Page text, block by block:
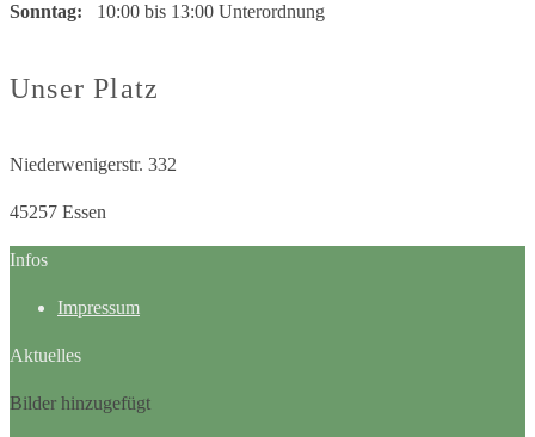
Sonntag: 10:00 bis 13:00 Unterordnung
Unser Platz
Niederwenigerstr. 332
45257 Essen
Infos
Impressum
Aktuelles
Bilder hinzugefügt